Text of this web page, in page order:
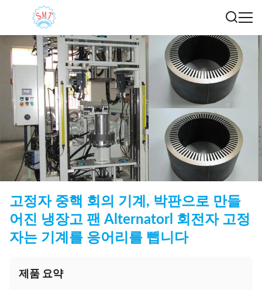
고정자 중핵 회의 기계, 박판으로 만들
어진 냉장고 팬 Alternatorl 회전자 고정
자는 기계를 응어리를 뺍니다
제품 요약